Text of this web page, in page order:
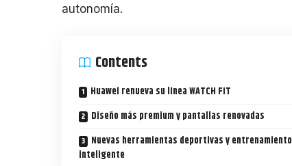
autonomía.
Contents
Huawei renueva su línea WATCH FIT
Diseño más premium y pantallas renovadas
Nuevas herramientas deportivas y entrenamiento
inteligente